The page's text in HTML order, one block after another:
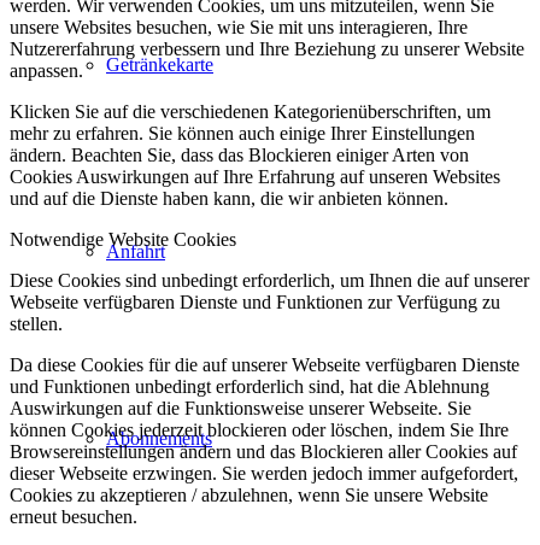
Getränkekarte
Anfahrt
Abonnements
werden. Wir verwenden Cookies, um uns mitzuteilen, wenn Sie
unsere Websites besuchen, wie Sie mit uns interagieren, Ihre
Nutzererfahrung verbessern und Ihre Beziehung zu unserer Website
anpassen.
Klicken Sie auf die verschiedenen Kategorienüberschriften, um
mehr zu erfahren. Sie können auch einige Ihrer Einstellungen
ändern. Beachten Sie, dass das Blockieren einiger Arten von
Cookies Auswirkungen auf Ihre Erfahrung auf unseren Websites
und auf die Dienste haben kann, die wir anbieten können.
Notwendige Website Cookies
Diese Cookies sind unbedingt erforderlich, um Ihnen die auf unserer
Webseite verfügbaren Dienste und Funktionen zur Verfügung zu
stellen.
Da diese Cookies für die auf unserer Webseite verfügbaren Dienste
und Funktionen unbedingt erforderlich sind, hat die Ablehnung
Auswirkungen auf die Funktionsweise unserer Webseite. Sie
können Cookies jederzeit blockieren oder löschen, indem Sie Ihre
Browsereinstellungen ändern und das Blockieren aller Cookies auf
dieser Webseite erzwingen. Sie werden jedoch immer aufgefordert,
Cookies zu akzeptieren / abzulehnen, wenn Sie unsere Website
erneut besuchen.